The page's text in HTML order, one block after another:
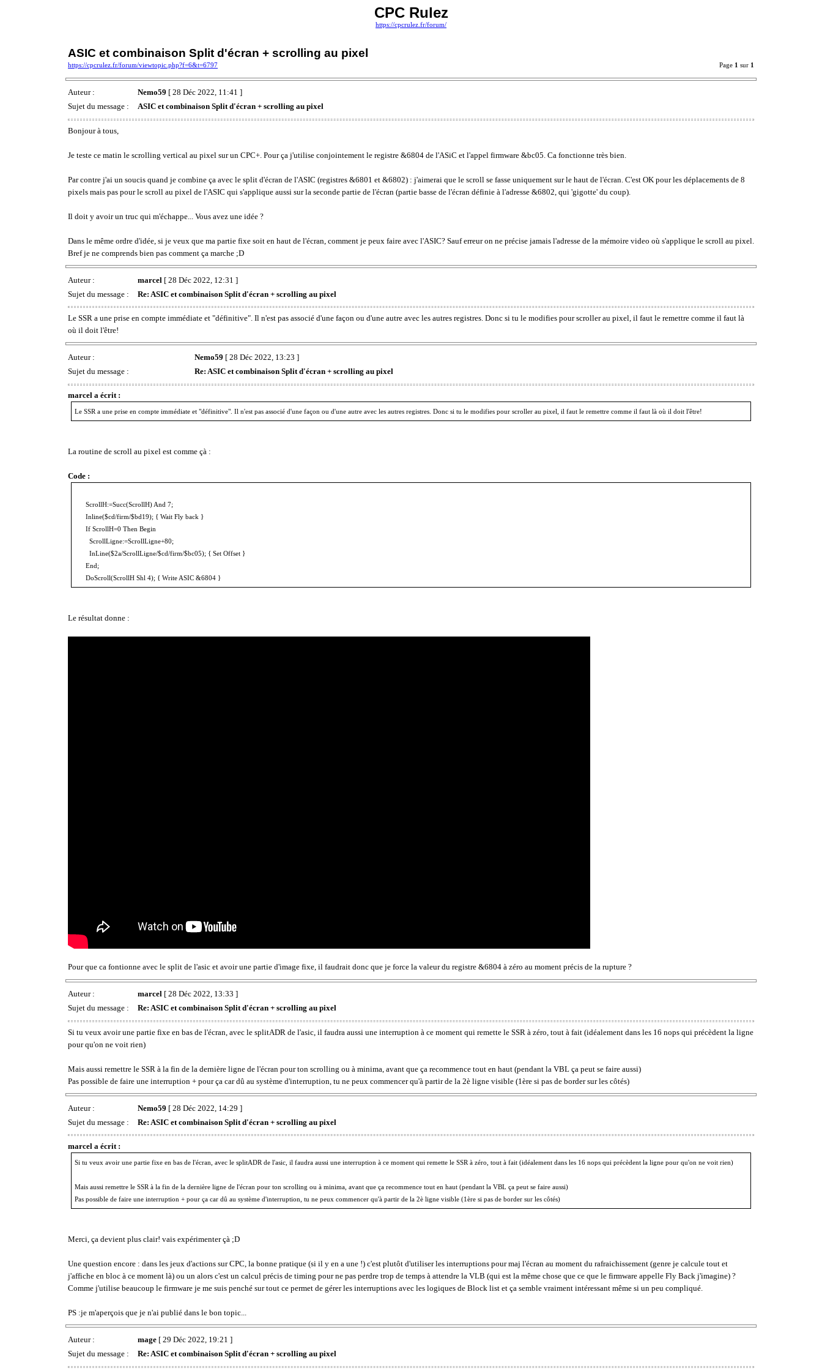
CPC Rulez
https://cpcrulez.fr/forum/
ASIC et combinaison Split d'écran + scrolling au pixel
https://cpcrulez.fr/forum/viewtopic.php?f=6&t=6797 Page 1 sur 1
Auteur : Nemo59 [ 28 Déc 2022, 11:41 ]
Sujet du message :
ASIC et combinaison Split d'écran + scrolling au pixel
Bonjour à tous,
Je teste ce matin le scrolling vertical au pixel sur un CPC+. Pour ça j'utilise conjointement le registre &6804 de l'ASiC et l'appel firmware &bc05. Ca fonctionne très bien.
Par contre j'ai un soucis quand je combine ça avec le split d'écran de l'ASIC (registres &6801 et &6802) : j'aimerai que le scroll se fasse uniquement sur le haut de l'écran. C'est OK pour les déplacements de 8
pixels mais pas pour le scroll au pixel de l'ASIC qui s'applique aussi sur la seconde partie de l'écran (partie basse de l'écran définie à l'adresse &6802, qui 'gigotte' du coup).
Il doit y avoir un truc qui m'échappe... Vous avez une idée ?
Dans le même ordre d'idée, si je veux que ma partie fixe soit en haut de l'écran, comment je peux faire avec l'ASIC? Sauf erreur on ne précise jamais l'adresse de la mémoire video où s'applique le scroll au pixel.
Bref je ne comprends bien pas comment ça marche ;D
Auteur : marcel [ 28 Déc 2022, 12:31 ]
Sujet du message :
Re: ASIC et combinaison Split d'écran + scrolling au pixel
Le SSR a une prise en compte immédiate et "définitive". Il n'est pas associé d'une façon ou d'une autre avec les autres registres. Donc si tu le modifies pour scroller au pixel, il faut le remettre comme il faut là
où il doit l'être!
Auteur : Nemo59 [ 28 Déc 2022, 13:23 ]
Sujet du message :
Re: ASIC et combinaison Split d'écran + scrolling au pixel
marcel a écrit :
Le SSR a une prise en compte immédiate et "définitive". Il n'est pas associé d'une façon ou d'une autre avec les autres registres. Donc si tu le modifies pour scroller au pixel, il faut le remettre comme il faut là où il doit l'être!
La routine de scroll au pixel est comme çà :
Code :
ScrollH:=Succ(ScrollH) And 7;
Inline($cd/firm/$bd19); { Wait Fly back }
If ScrollH=0 Then Begin
ScrollLigne:=ScrollLigne+80;
InLine($2a/ScrollLigne/$cd/firm/$bc05); { Set Offset }
End;
DoScroll(ScrollH Shl 4); { Write ASIC &6804 }
Le résultat donne :
Pour que ca fontionne avec le split de l'asic et avoir une partie d'image fixe, il faudrait donc que je force la valeur du registre &6804 à zéro au moment précis de la rupture ?
Auteur : marcel [ 28 Déc 2022, 13:33 ]
Sujet du message :
Re: ASIC et combinaison Split d'écran + scrolling au pixel
Si tu veux avoir une partie fixe en bas de l'écran, avec le splitADR de l'asic, il faudra aussi une interruption à ce moment qui remette le SSR à zéro, tout à fait (idéalement dans les 16 nops qui précèdent la ligne
pour qu'on ne voit rien)
Mais aussi remettre le SSR à la fin de la dernière ligne de l'écran pour ton scrolling ou à minima, avant que ça recommence tout en haut (pendant la VBL ça peut se faire aussi)
Pas possible de faire une interruption + pour ça car dû au système d'interruption, tu ne peux commencer qu'à partir de la 2è ligne visible (1ère si pas de border sur les côtés)
Auteur : Nemo59 [ 28 Déc 2022, 14:29 ]
Sujet du message :
Re: ASIC et combinaison Split d'écran + scrolling au pixel
marcel a écrit :
Si tu veux avoir une partie fixe en bas de l'écran, avec le splitADR de l'asic, il faudra aussi une interruption à ce moment qui remette le SSR à zéro, tout à fait (idéalement dans les 16 nops qui précèdent la ligne pour qu'on ne voit rien)
Mais aussi remettre le SSR à la fin de la dernière ligne de l'écran pour ton scrolling ou à minima, avant que ça recommence tout en haut (pendant la VBL ça peut se faire aussi)
Pas possible de faire une interruption + pour ça car dû au système d'interruption, tu ne peux commencer qu'à partir de la 2è ligne visible (1ère si pas de border sur les côtés)
Merci, ça devient plus clair! vais expérimenter çà ;D
Une question encore : dans les jeux d'actions sur CPC, la bonne pratique (si il y en a une !) c'est plutôt d'utiliser les interruptions pour maj l'écran au moment du rafraichissement (genre je calcule tout et
j'affiche en bloc à ce moment là) ou un alors c'est un calcul précis de timing pour ne pas perdre trop de temps à attendre la VLB (qui est la même chose que ce que le firmware appelle Fly Back j'imagine) ?
Comme j'utilise beaucoup le firmware je me suis penché sur tout ce permet de gérer les interruptions avec les logiques de Block list et ça semble vraiment intéressant même si un peu compliqué.
PS :je m'aperçois que je n'ai publié dans le bon topic...
Auteur : mage [ 29 Déc 2022, 19:21 ]
Sujet du message :
Re: ASIC et combinaison Split d'écran + scrolling au pixel